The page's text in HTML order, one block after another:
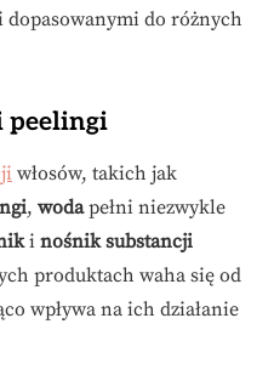
do różnych
peelingi
włosów, takich jak
, wodapełni niezwykle
i nośnik substancji
produktach waha się od
wpływa na ich działanie